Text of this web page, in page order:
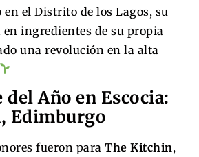
el Distrito de los Lagos, su
en ingredientes de su propia
una revolución en la alta
del Año en Escocia:
Edimburgo
fueron para The Kitchin,